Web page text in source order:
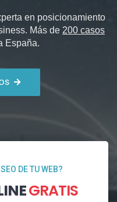
en posicionamiento
Más de 200 casos
España.
DE TU WEB?
GRATIS